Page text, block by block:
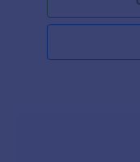
marketingowej,
zakończenia,
posiada także